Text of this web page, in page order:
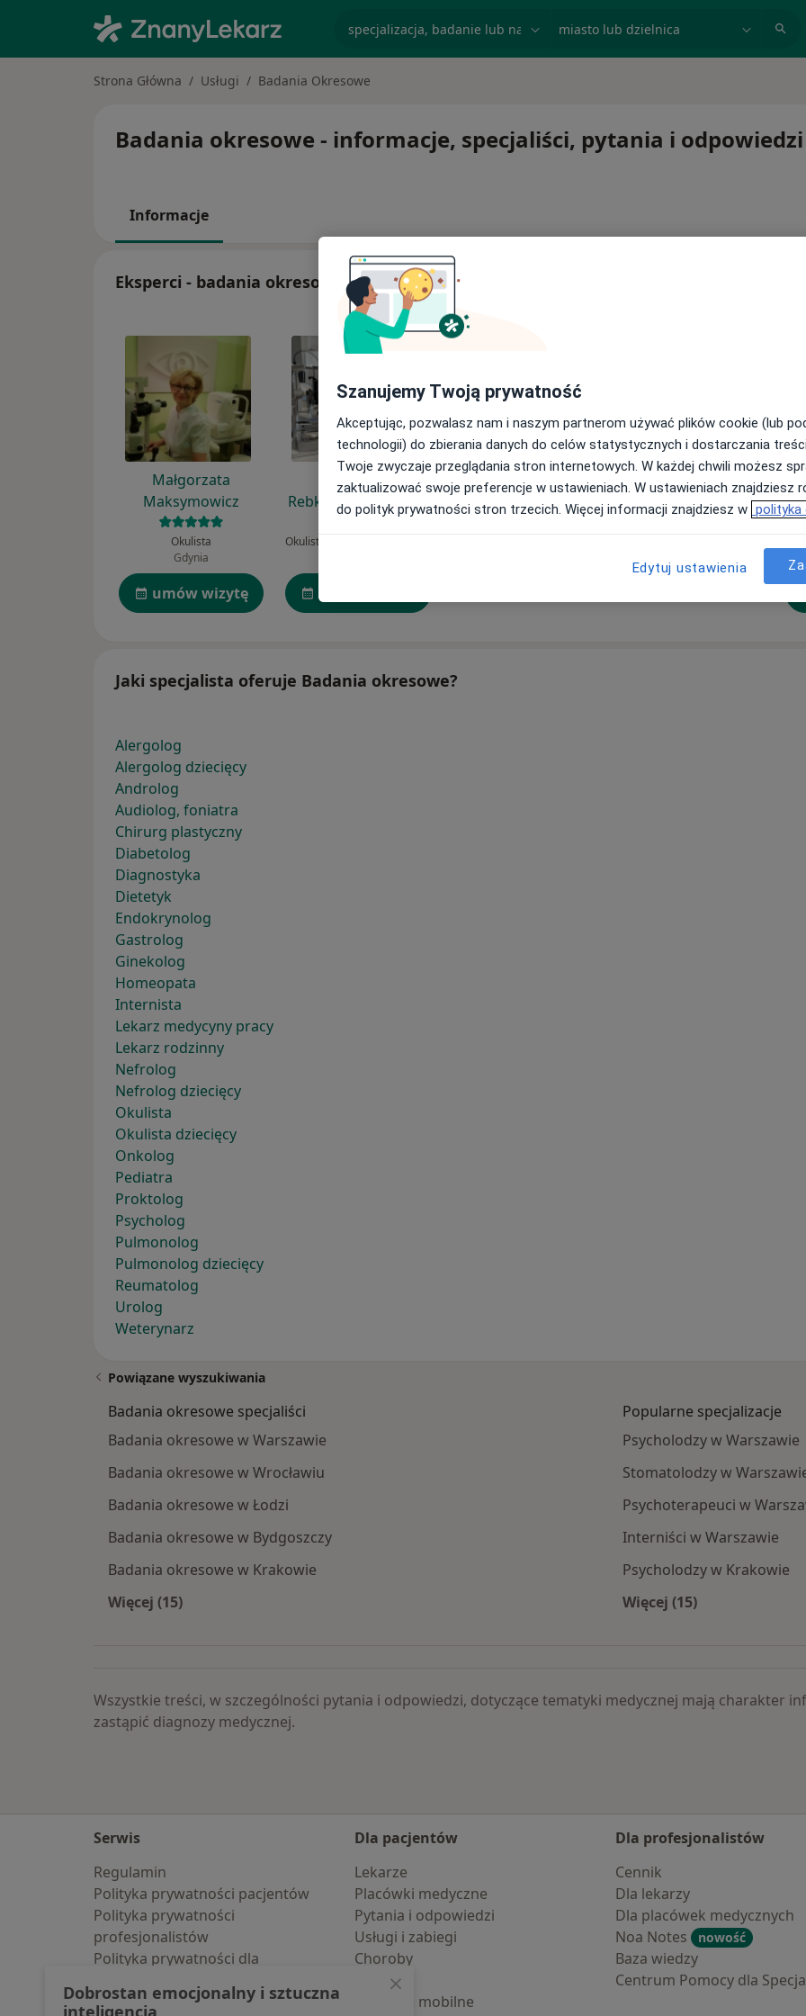
Strona Główna Usługi Badania Okresowe
Badania okresowe - informacje, specjaliści, pytania i odpowiedzi
Informacje
Eksperci - badania okresowe
Małgorzata
Maksymowicz
Okulista
Gdynia
umów wizytę
Małgorzata
Rebkowska-Juraszek
Benjamin Efurhievwe Michał Mroczek
Okulista, Okulista dziecięcy
umów wizytę
Jaki specjalista oferuje Badania okresowe?
Alergolog
Alergolog dziecięcy
Androlog
Audiolog, foniatra
Chirurg plastyczny
Diabetolog
Diagnostyka
Dietetyk
Endokrynolog
Gastrolog
Ginekolog
Homeopata
Internista
Lekarz medycyny pracy
Lekarz rodzinny
Nefrolog
Nefrolog dziecięcy
Okulista
Okulista dziecięcy
Onkolog
Pediatra
Proktolog
Psycholog
Pulmonolog
Pulmonolog dziecięcy
Reumatolog
Urolog
Weterynarz
Powiązane wyszukiwania
Badania okresowe specjaliści
Badania okresowe w Warszawie
Badania okresowe w Wrocławiu
Badania okresowe w Łodzi
Badania okresowe w Bydgoszczy
Badania okresowe w Krakowie
Więcej (15)
Popularne specjalizacje
Psycholodzy w Warszawie
Stomatolodzy w
Psychoterapeuci w
Interniści w Warszawie
Psycholodzy w Krakowie
Więcej (15)
Wszystkie treści, w szczególności pytania i odpowiedzi, dotyczące tematyki medycznej mają charakter
zastąpić diagnozy medycznej.
Serwis
Regulamin
Polityka prywatności pacjentów
Polityka prywatności
profesjonalistów
Polityka prywatności dla
pozyskaliśmy samodzielnie
Dla pacjentów
Lekarze
Placówki medyczne
Pytania i odpowiedzi
Usługi i zabiegi
Choroby
Pomoc
Aplikacje mobilne
Dla profesjonalistów
Cennik
Dla lekarzy
Dla placówek medycznych
Noa Notes
nowość
Baza wiedzy
Centrum Pomocy dla
Szanujemy Twoją prywatność
Akceptując, pozwalasz nam i naszym partnerom używać plików cookie (lub
technologii) do zbierania danych do celów statystycznych i dostarczania
Twoje zwyczaje przeglądania stron internetowych. W każdej chwili możesz
zaktualizować swoje preferencje w ustawieniach. W ustawieniach znajdziesz
do polityk prywatności stron trzecich. Więcej informacji znajdziesz w polityka
Edytuj ustawienia
Dobrostan emocjonalny i sztuczna
inteligencja